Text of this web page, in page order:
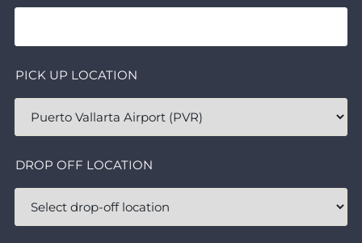
PICK UP LOCATION
DROP OFF LOCATION